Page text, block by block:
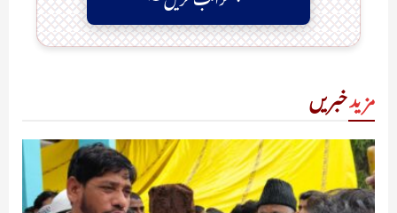
مزیدخبریں